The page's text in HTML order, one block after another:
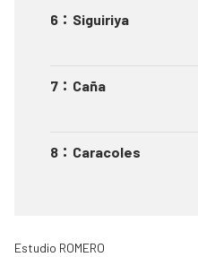
6 ： Siguiriya
7 ： Caña
8 ： Caracoles
Estudio ROMERO